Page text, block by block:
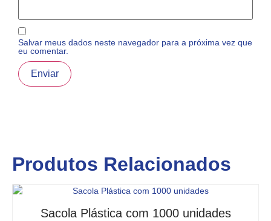
Salvar meus dados neste navegador para a próxima vez que
eu comentar.
Produtos Relacionados
Sacola Plástica com 1000 unidades